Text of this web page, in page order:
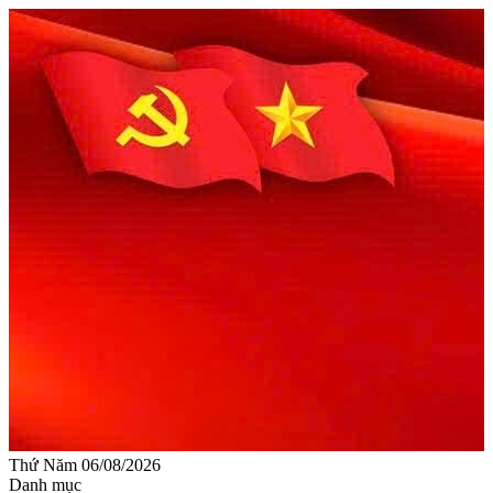
Thứ Năm 06/08/2026
Danh mục